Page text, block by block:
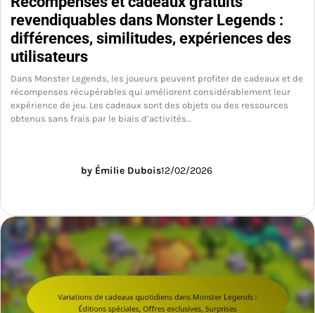
revendiquables dans Monster Legends :
différences, similitudes, expériences des
utilisateurs
Dans Monster Legends, les joueurs peuvent profiter de cadeaux et de
récompenses récupérables qui améliorent considérablement leur
expérience de jeu. Les cadeaux sont des objets ou des ressources
obtenus sans frais par le biais d’activités…
by Émilie Dubois12/02/2026